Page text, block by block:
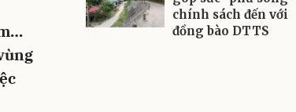
chính sách đến với
đồng bào DTTS
Gửi